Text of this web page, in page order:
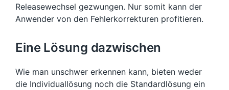
Releasewechsel gezwungen. Nur somit kann der
Anwender von den Fehlerkorrekturen profitieren.
Eine Lösung dazwischen
Wie man unschwer erkennen kann, bieten weder
die Individuallösung noch die Standardlösung ein